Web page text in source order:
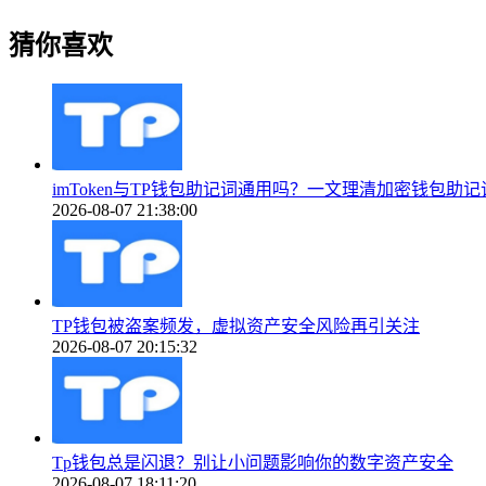
猜你喜欢
imToken与TP钱包助记词通用吗？一文理清加密钱包助记
2026-08-07 21:38:00
TP钱包被盗案频发，虚拟资产安全风险再引关注
2026-08-07 20:15:32
Tp钱包总是闪退？别让小问题影响你的数字资产安全